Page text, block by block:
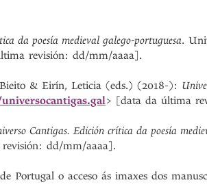
da poesía medieval galego-portuguesa.
revisión: dd/mm/aaaa].
& Eirín, Leticia (eds.) (2018-):
> [data da última
Cantigas. Edición crítica da poesía
dd/mm/aaaa].
Portugal o acceso ás imaxes dos